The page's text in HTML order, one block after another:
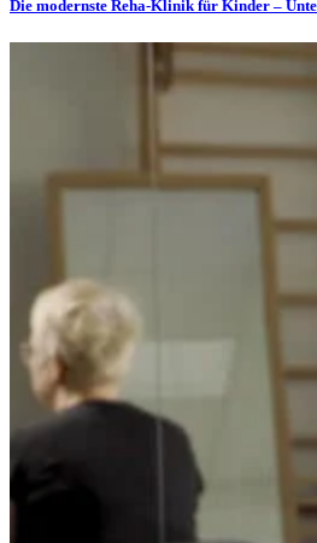
Die modernste Reha-Klinik für Kinder –